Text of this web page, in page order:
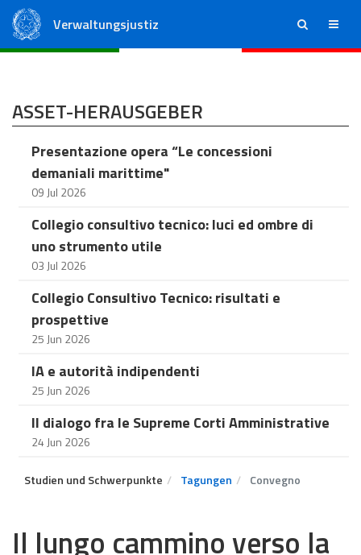
Verwaltungsjustiz ricerca menu
ASSET-HERAUSGEBER
Presentazione opera “Le concessioni
demaniali marittime"
09 Jul 2026
Collegio consultivo tecnico: luci ed ombre di
uno strumento utile
03 Jul 2026
Collegio Consultivo Tecnico: risultati e
prospettive
25 Jun 2026
IA e autorità indipendenti
25 Jun 2026
Il dialogo fra le Supreme Corti Amministrative
24 Jun 2026
Studien und Schwerpunkte Tagungen Convegno
Il lungo cammino verso la